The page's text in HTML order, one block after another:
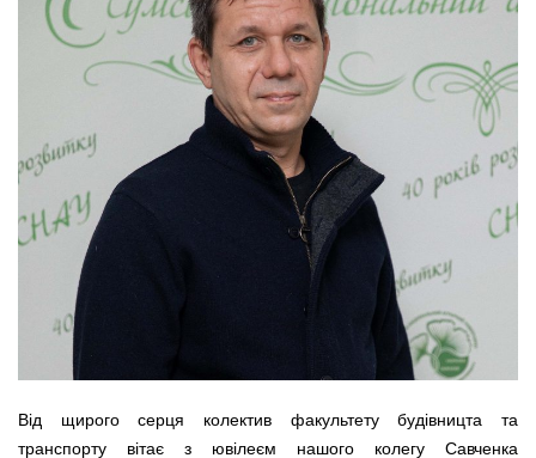
Від щирого серця колектив факультету будівницта та
транспорту вітає з ювілеєм нашого колегу Савченка